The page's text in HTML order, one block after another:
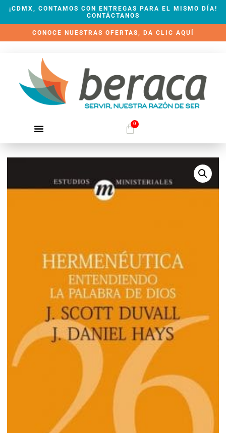
¡CDMX, CONTAMOS CON ENTREGAS PARA EL MISMO DÍA!
CONTÁCTANOS
CONOCE NUESTRAS OFERTAS, DA CLIC AQUÍ
0